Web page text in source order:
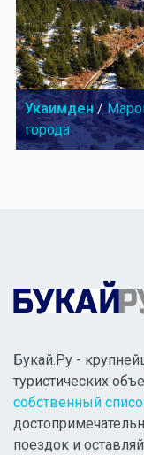
Укаимден/
города
Букай.Ру -
туристических
собственный
поездок и